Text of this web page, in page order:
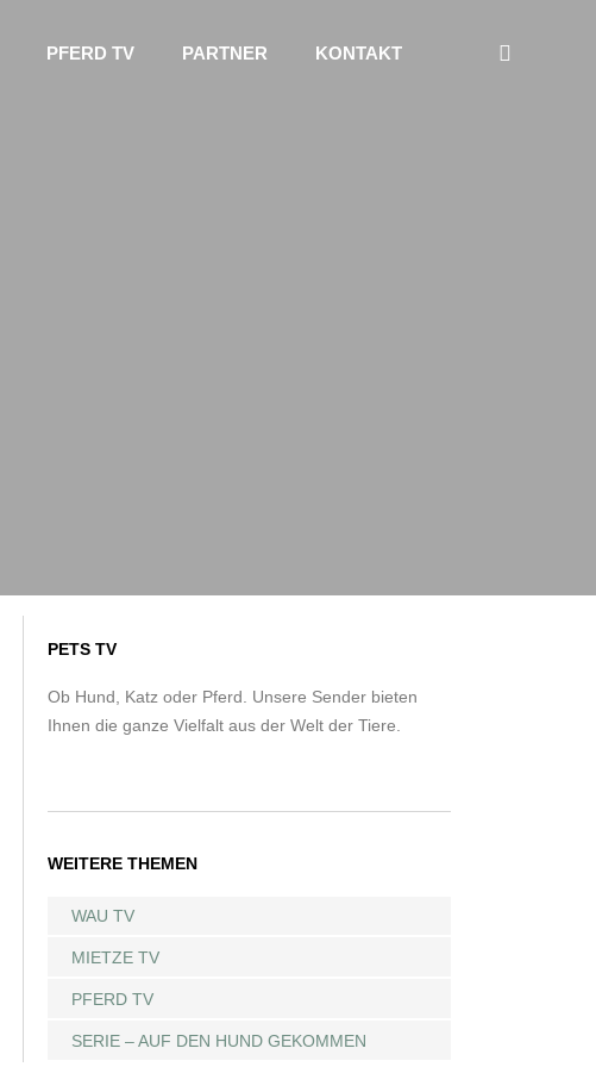
PFERD TV PARTNER KONTAKT
PETS TV
Ob Hund, Katz oder Pferd. Unsere Sender bieten
Ihnen die ganze Vielfalt aus der Welt der Tiere.
WEITERE THEMEN
WAU TV
MIETZE TV
PFERD TV
SERIE – AUF DEN HUND GEKOMMEN